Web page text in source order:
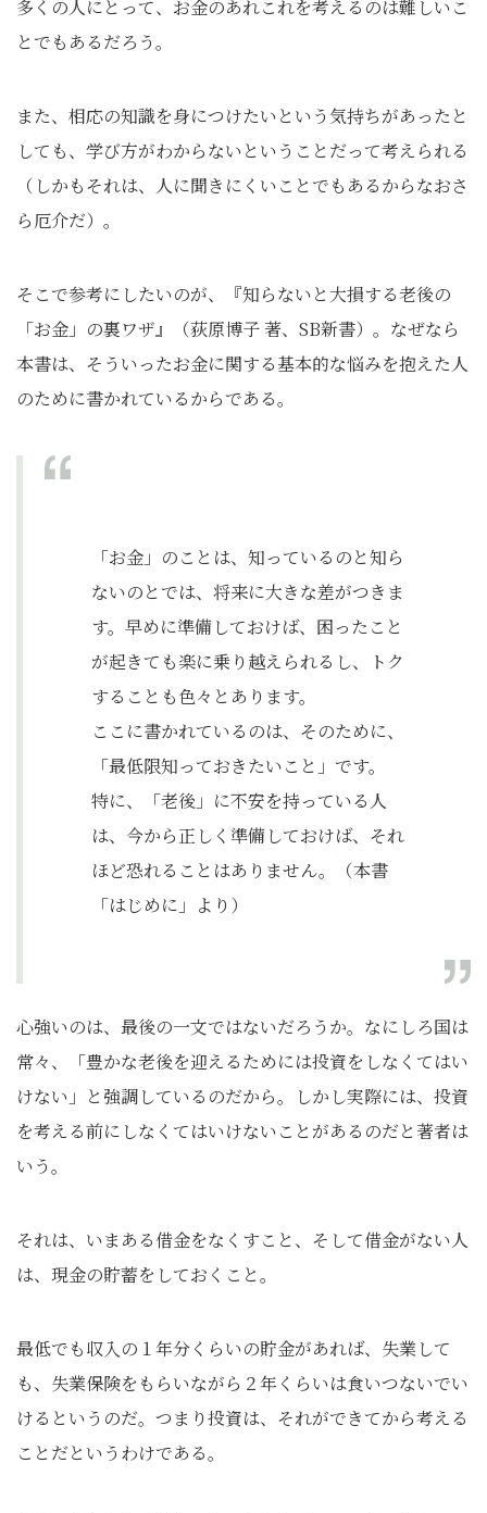
多くの人にとって、お金のあれこれを考えるのは難しいこ
とでもあるだろう。
また、相応の知識を身につけたいという気持ちがあったと
しても、学び方がわからないということだって考えられる
（しかもそれは、人に聞きにくいことでもあるからなおさ
ら厄介だ）。
そこで参考にしたいのが、『知らないと大損する老後の
「お金」の裏ワザ』（荻原博子 著、SB新書）。なぜなら
本書は、そういったお金に関する基本的な悩みを抱えた人
のために書かれているからである。
「お金」のことは、知っているのと知ら
ないのとでは、将来に大きな差がつきま
す。早めに準備しておけば、困ったこと
が起きても楽に乗り越えられるし、トク
することも色々とあります。
ここに書かれているのは、そのために、
「最低限知っておきたいこと」です。
特に、「老後」に不安を持っている人
は、今から正しく準備しておけば、それ
ほど恐れることはありません。（本書
「はじめに」より）
心強いのは、最後の一文ではないだろうか。なにしろ国は
常々、「豊かな老後を迎えるためには投資をしなくてはい
けない」と強調しているのだから。しかし実際には、投資
を考える前にしなくてはいけないことがあるのだと著者は
いう。
それは、いまある借金をなくすこと、そして借金がない人
は、現金の貯蓄をしておくこと。
最低でも収入の１年分くらいの貯金があれば、失業して
も、失業保険をもらいながら２年くらいは食いつないでい
けるというのだ。つまり投資は、それができてから考える
ことだというわけである。